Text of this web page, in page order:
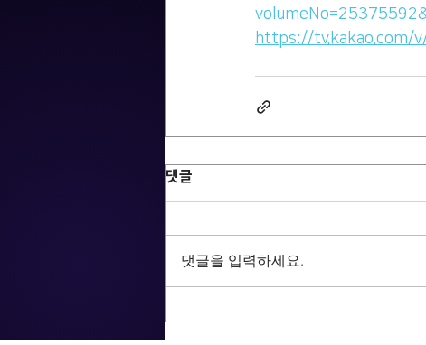
https://tv.kakao.com/
댓글
댓글을 입력하세요.